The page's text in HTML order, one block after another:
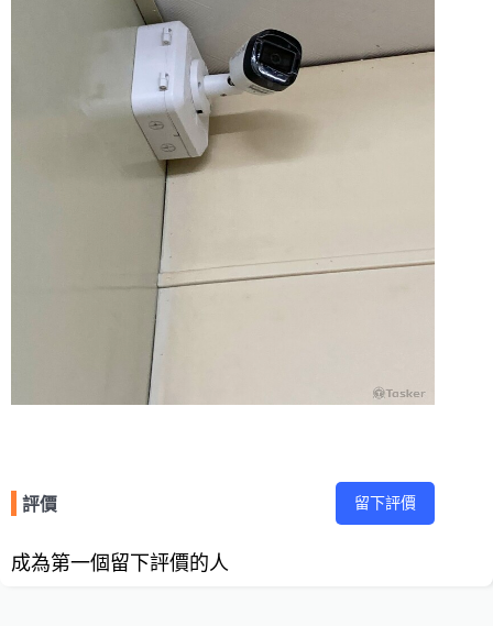
評價 留下評價
成為第一個留下評價的人